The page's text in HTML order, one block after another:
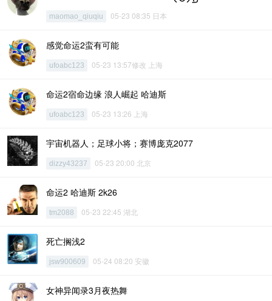
maomao_qiuqiu 05-23 08:35 日本
感觉命运2蛮有可能
ufoabc123 05-23 13:57修改 上海
命运2宿命边缘 浪人崛起 哈迪斯
ufoabc123 05-23 13:26 上海
宇宙机器人；足球小将；赛博庞克2077
dizzy43237 05-23 20:00 北京
命运2 哈迪斯 2k26
tm2088 05-23 22:45 湖北
死亡搁浅2
jsw900609 05-24 08:20 安徽
女神异闻录3月夜热舞